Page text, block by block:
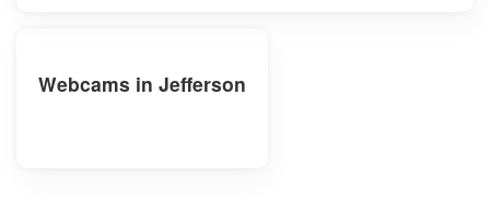
Webcams in Jefferson